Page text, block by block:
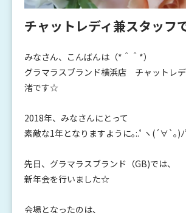
チャットレディ兼スタッフ
みなさん、こんばんは（*＾＾*）
グラマラスブランド横浜店 チャットレ
渚です☆
2018年、みなさんにとって
素敵な1年となりますように｡:.ﾟヽ(´∀`｡)ﾉ
先日、グラマラスブランド（GB)では、
新年会を行いました☆
会場となったのは、